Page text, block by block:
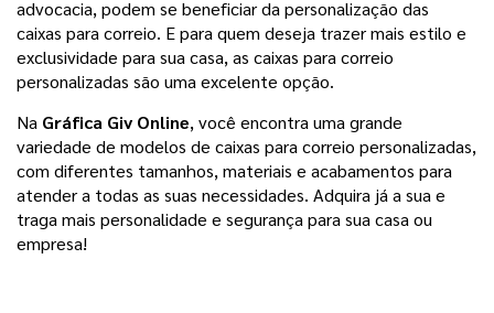
advocacia, podem se beneficiar da personalização das
caixas para correio. E para quem deseja trazer mais estilo e
exclusividade para sua casa, as caixas para correio
personalizadas são uma excelente opção.
Na Gráfica Giv Online, você encontra uma grande
variedade de modelos de caixas para correio personalizadas,
com diferentes tamanhos, materiais e acabamentos para
atender a todas as suas necessidades. Adquira já a sua e
traga mais personalidade e segurança para sua casa ou
empresa!